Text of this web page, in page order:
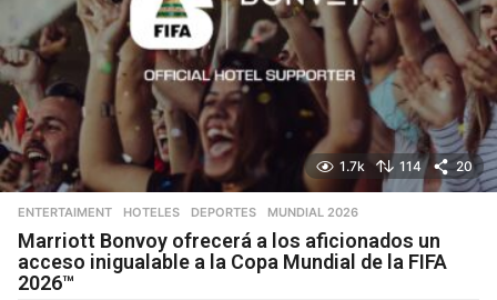
1.7k 114 20
ENTERTAIMENT ,HOTELES DEPORTES ,MUNDIAL 2026
Marriott Bonvoy ofrecerá a los aficionados un
acceso inigualable a la Copa Mundial de la FIFA
2026™